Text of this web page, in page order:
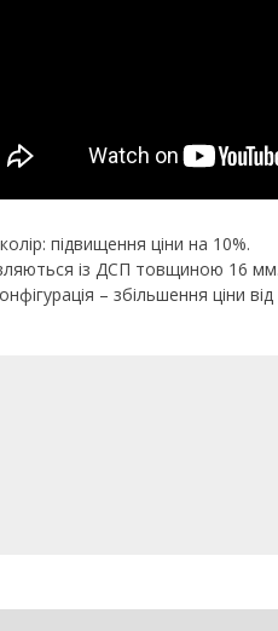
підвищення ціни на 10%.
із ДСП товщиною 16 мм.
– збільшення ціни